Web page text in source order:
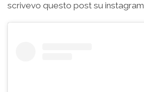
scrivevo questo post su instagram